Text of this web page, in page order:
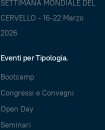
SETTIMANA MONDIALE DEL
CERVELLO - 16-22 Marzo
2026
Eventi per Tipologia.
Bootcamp
Congressi e Convegni
Open Day
Seminari